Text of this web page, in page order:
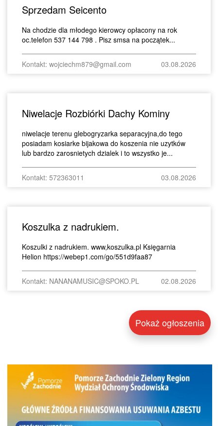
Sprzedam Seicento
Na chodzie dla młodego kierowcy opłacony na rok
oc.telefon 537 144 798 . Pisz smsa na początek...
Kontakt: wojciechm879@gmail.com 03.08.2026
Niwelacje Rozbiórki Dachy Kominy
niwelacje terenu glebogryzarka separacyjna,do tego
posiadam kosiarke bijakowa do koszenia nie uzytków
lub bardzo zarosnietych dzialek i to wszystko je...
Kontakt: 572363011 03.08.2026
Koszulka z nadrukiem.
Koszulki z nadrukiem. www,koszulka.pl Księgarnia
Helion https://webep1.com/go/551d9faa87
Kontakt: NANANAMUSIC@SPOKO.PL 02.08.2026
Pokaż ogłoszenia